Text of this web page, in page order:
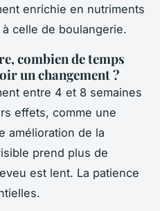
enrichie en nutriments
celle de boulangerie.
combien de temps
un changement ?
entre 4 et 8 semaines
effets, comme une
amélioration de la
prend plus de
est lent. La patience